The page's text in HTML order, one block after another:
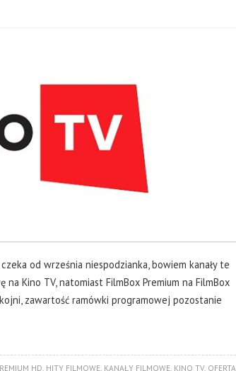
od września niespodzianka, bowiem kanały te
Kino TV, natomiast FilmBox Premium na FilmBox
zawartość ramówki programowej pozostanie
HD HITY FILMOWE, KANAŁY FILMOWE, KINO TV, OFERTA